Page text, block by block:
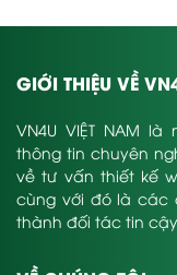
GIỚI THIỆU VỀ
VN4U VIỆT NAM
thông tin chuyên
về tư vấn thiết kế
cùng với đó là các
thành đối tác tin